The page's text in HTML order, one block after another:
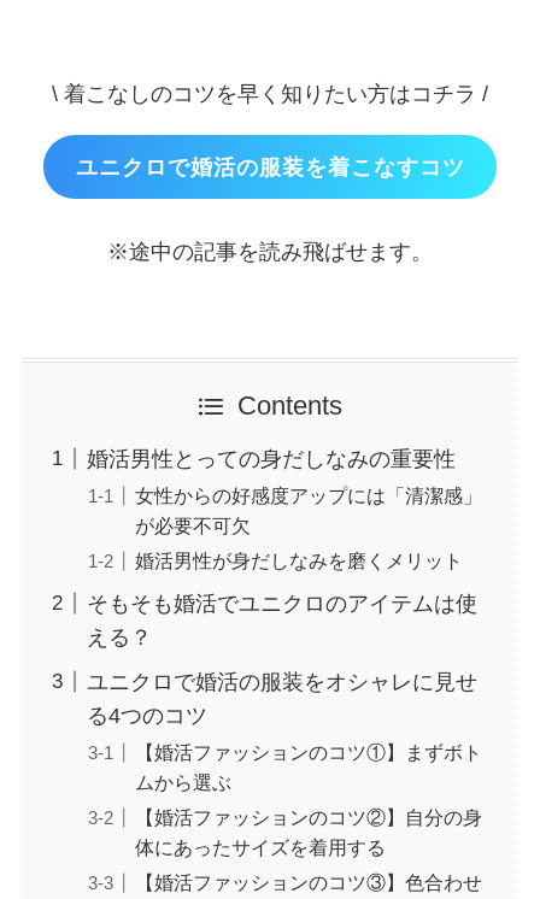
\ 着こなしのコツを早く知りたい方はコチラ /
ユニクロで婚活の服装を着こなすコツ
※途中の記事を読み飛ばせます。
Contents
婚活男性とっての身だしなみの重要性
女性からの好感度アップには「清潔感」
が必要不可欠
婚活男性が身だしなみを磨くメリット
そもそも婚活でユニクロのアイテムは使
える？
ユニクロで婚活の服装をオシャレに見せ
る4つのコツ
【婚活ファッションのコツ①】まずボト
ムから選ぶ
【婚活ファッションのコツ②】自分の身
体にあったサイズを着用する
【婚活ファッションのコツ③】色合わせ